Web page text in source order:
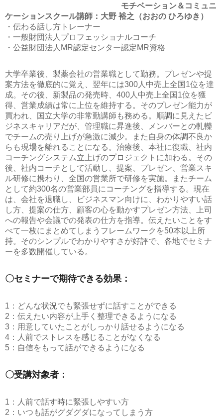
モチベーション＆コミュニ
ケーションスクール講師：大野 裕之（おおの ひろゆき）
・伝わる話し方トレーナー
・一般財団法人プロフェッショナルコーチ
・公益財団法人MR認定センター認定MR資格
大学卒業後、製薬会社の営業職として勤務。プレゼンや提
案方法を徹底的に覚え、翌年には300人中売上全国1位を達
成。その後、新製品の発売時、400人中売上全国1位を獲
得、営業成績は常に上位を維持する。そのプレゼン能力が
買われ、国立大学の非常勤講師も務める。順調に見えたビ
ジネスキャリアだが、管理職に昇進後、メンバーとの軋轢
でチームの売り上げが急激に減少。また自身の体調不良か
らも現場を離れることになる。治療後、本社に復職、社内
コーチングシステム立上げのプロジェクトに加わる。その
後、社内コーチとして活動し、提案、プレゼン、営業スキ
ル研修に携わり、全国の営業所で研修を実施。またチーム
として約300名の営業部員にコーチングを指導する。現在
は、会社を退職し、ビジネスマン向けに、わかりやすい話
し方、提案の仕方、顧客の心を動かすプレゼン方法、上司
への報告や会議での発表の仕方を指導。伝えたいことをす
べて一枚にまとめてしまうフレームワークを50本以上所
持。そのシンプルでわかりやすさが好評で、各地でセミナ
ーを多数開催している。
〇セミナーで期待できる効果：
1：どんな状況でも緊張せずに話すことができる
2：伝えたい内容が上手く整理できるようになる
3：用意していたことがしっかり話せるようになる
4：人前でストレスを感じることがなくなる
5：自信をもって話ができるようになる
〇受講対象者：
1：人前で話す時に緊張しやすい方
2：いつも話がグダグダになってしまう方